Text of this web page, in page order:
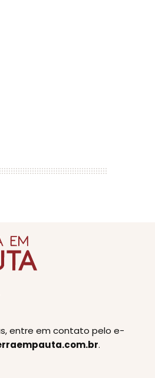
entre em contato pelo e-
.